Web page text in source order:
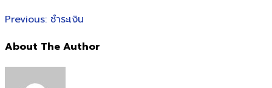
Previous: ชำระเงิน
About The Author